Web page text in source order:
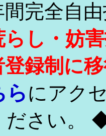
完全自
らし・妨
登録制に
らにアク
ださい。